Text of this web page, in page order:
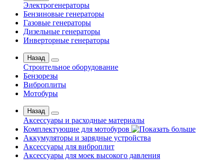
Электрогенераторы
Бензиновые генераторы
Газовые генераторы
Дизельные генераторы
Инверторные генераторы
Назад
Строительное оборудование
Бензорезы
Виброплиты
Мотобуры
Назад
Аксессуары и расходные материалы
Комплектующие для мотобуров
Аккумуляторы и зарядные устройства
Аксессуары для виброплит
Аксессуары для моек высокого давления